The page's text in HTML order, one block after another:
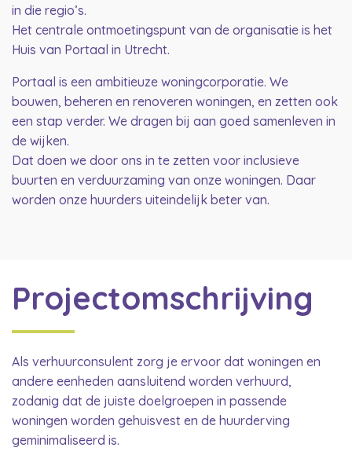
in die regio’s.
Het centrale ontmoetingspunt van de organisatie is het
Huis van Portaal in Utrecht.
Portaal is een ambitieuze woningcorporatie. We
bouwen, beheren en renoveren woningen, en zetten ook
een stap verder. We dragen bij aan goed samenleven in
de wijken.
Dat doen we door ons in te zetten voor inclusieve
buurten en verduurzaming van onze woningen. Daar
worden onze huurders uiteindelijk beter van.
Projectomschrijving
Als verhuurconsulent zorg je ervoor dat woningen en
andere eenheden aansluitend worden verhuurd,
zodanig dat de juiste doelgroepen in passende
woningen worden gehuisvest en de huurderving
geminimaliseerd is.